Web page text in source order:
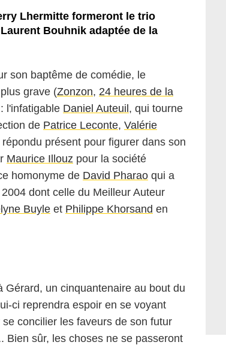
Lhermitte formeront le trio
Bouhnik adaptée de la
son baptême de comédie, le
grave (Zonzon, 24 heures de la
l'infatigable Daniel Auteuil, qui tourne
de Patrice Leconte, Valérie
présent pour figurer dans son
Maurice Illouz pour la société
homonyme de David Pharao qui a
dont celle du Meilleur Auteur
Buyle et Philippe Khorsand en
Gérard, un cinquantenaire au bout du
ci reprendra espoir en se voyant
concilier les faveurs de son futur
Bien sûr, les choses ne se passeront